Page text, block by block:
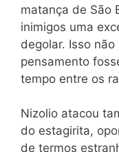
matança de São
inimigos uma
degolar. Isso
pensamento
tempo entre os
Nizolio atacou
do estagirita,
de termos